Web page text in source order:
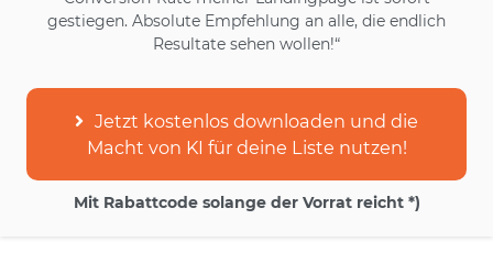
gestiegen. Absolute Empfehlung an alle, die endlich
Resultate sehen wollen!“
Jetzt kostenlos downloaden und die
Macht von KI für deine Liste nutzen!
Mit Rabattcode solange der Vorrat reicht *)